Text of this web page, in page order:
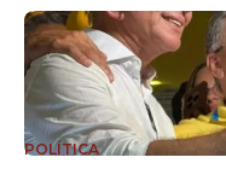
POLÍTICA